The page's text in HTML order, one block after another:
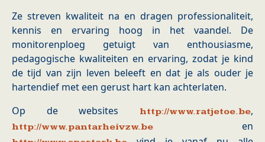
Ze streven kwaliteit na en dragen professionaliteit,
kennis en ervaring hoog in het vaandel. De
monitorenploeg getuigt van enthousiasme,
pedagogische kwaliteiten en ervaring, zodat je kind
de tijd van zijn leven beleeft en dat je als ouder je
hartendief met een gerust hart kan achterlaten.
Op de websites
http://www.ratjetoe.be,
http://www.pantarheivzw.be en